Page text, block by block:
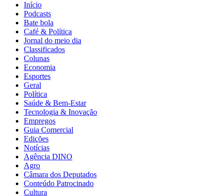
Início
Podcasts
Bate bola
Café & Política
Jornal do meio dia
Classificados
Colunas
Economia
Esportes
Geral
Política
Saúde & Bem-Estar
Tecnologia & Inovação
Empregos
Guia Comercial
Edições
Notícias
Agência DINO
Agro
Câmara dos Deputados
Conteúdo Patrocinado
Cultura